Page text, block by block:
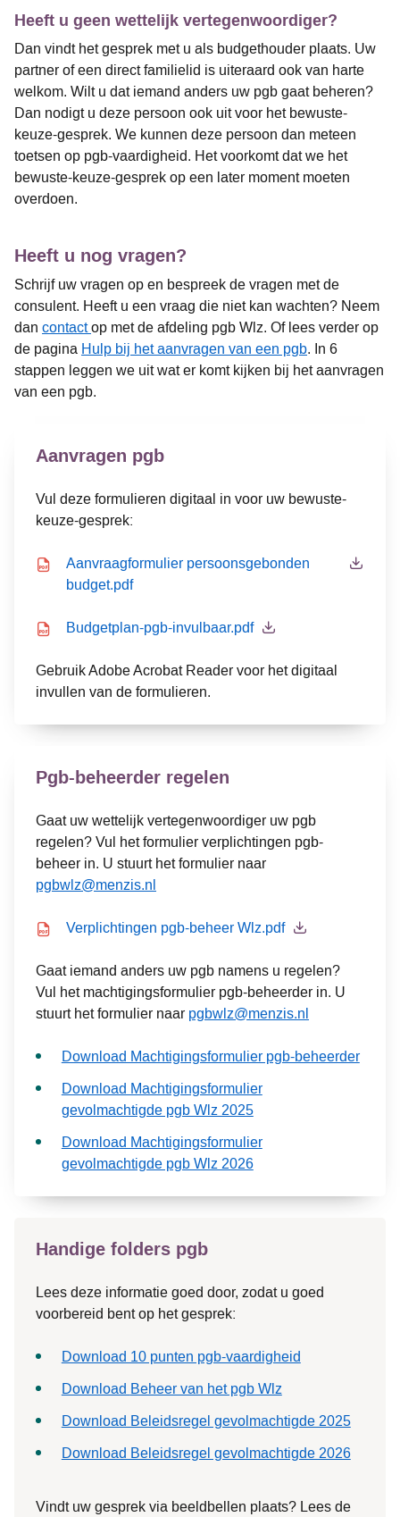
Heeft u geen wettelijk vertegenwoordiger?
Dan vindt het gesprek met u als budgethouder plaats. Uw
partner of een direct familielid is uiteraard ook van harte
welkom. Wilt u dat iemand anders uw pgb gaat beheren?
Dan nodigt u deze persoon ook uit voor het bewuste-
keuze-gesprek. We kunnen deze persoon dan meteen
toetsen op pgb-vaardigheid. Het voorkomt dat we het
bewuste-keuze-gesprek op een later moment moeten
overdoen.
Heeft u nog vragen?
Schrijf uw vragen op en bespreek de vragen met de
consulent. Heeft u een vraag die niet kan wachten? Neem
dan contactop met de afdeling pgb Wlz. Of lees verder op
de pagina Hulp bij het aanvragen van een pgb. In 6
stappen leggen we uit wat er komt kijken bij het aanvragen
van een pgb.
Aanvragen pgb
Vul deze formulieren digitaal in voor uw bewuste-
keuze-gesprek:
Icon file type-pdfAanvraagformulier persoonsgebonden
budget.pdf
Icon file type-pdfBudgetplan-pgb-invulbaar.pdf
Gebruik Adobe Acrobat Reader voor het digitaal
invullen van de formulieren.
Pgb-beheerder regelen
Gaat uw wettelijk vertegenwoordiger uw pgb
regelen? Vul het formulier verplichtingen pgb-
beheer in. U stuurt het formulier naar
pgbwlz@menzis.nl
Icon file type-pdfVerplichtingen pgb-beheer Wlz.pdf
Gaat iemand anders uw pgb namens u regelen?
Vul het machtigingsformulier pgb-beheerder in. U
stuurt het formulier naar pgbwlz@menzis.nl
Download Machtigingsformulier pgb-beheerder
Download Machtigingsformulier
gevolmachtigde pgb Wlz 2025
Download Machtigingsformulier
gevolmachtigde pgb Wlz 2026
Handige folders pgb
Lees deze informatie goed door, zodat u goed
voorbereid bent op het gesprek:
Download 10 punten pgb-vaardigheid
Download Beheer van het pgb Wlz
Download Beleidsregel gevolmachtigde 2025
Download Beleidsregel gevolmachtigde 2026
Vindt uw gesprek via beeldbellen plaats? Lees de